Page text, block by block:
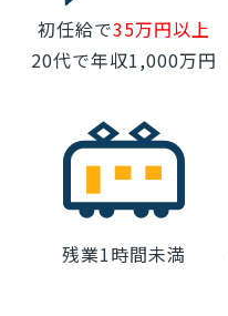
初任給で35万円以上
20代で年収1,000万円
残業1時間未満